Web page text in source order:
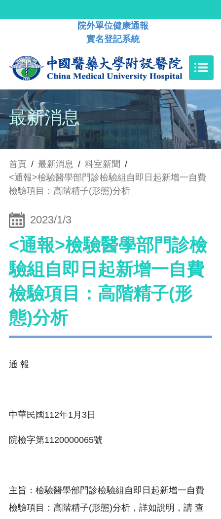
院外單位健康通報
實名登記系統
最新消息
首頁 / 最新消息 / 科室新聞 /
<通報>檢驗醫學部門診檢驗組自即日起新增一自費
檢驗項目：高階精子(形態)分析
2023/1/3
<通報>檢驗醫學部門診檢
驗組自即日起新增一自費
檢驗項目：高階精子(形
態)分析
通 報
中華民國112年1月3日
院檢字第1120000065號
主旨：檢驗醫學部門診檢驗組自即日起新增一自費
檢驗項目：高階精子(形態)分析，詳如說明，請 查